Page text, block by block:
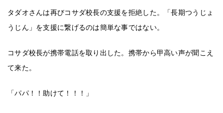
タダオさんは再びコサダ校長の支援を拒絶した。「長期つうじょ
うじん」を支援に繋げるのは簡単な事ではない。
コサダ校長が携帯電話を取り出した。携帯から甲高い声が聞こえ
て来た。
「パパ！！助けて！！！」